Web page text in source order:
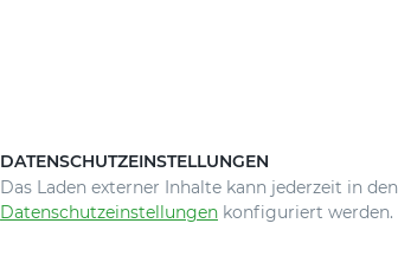
DATENSCHUTZEINSTELLUNGEN
Das Laden externer Inhalte kann jederzeit in den
Datenschutzeinstellungen konfiguriert werden.